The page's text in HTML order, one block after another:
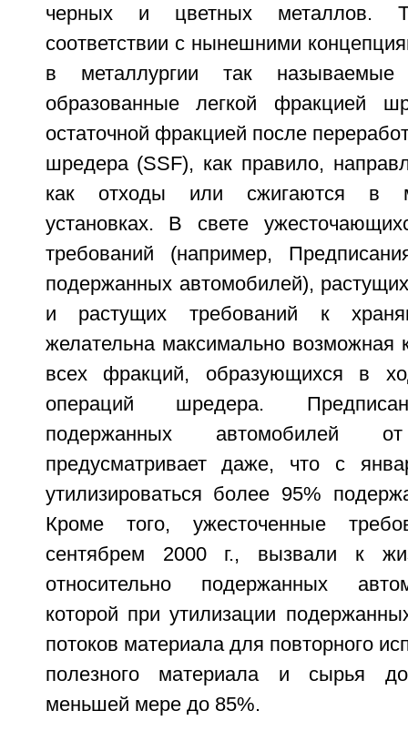
черных и цветных металлов.
соответствии с нынешними
в металлургии так
образованные легкой фракцией
остаточной фракцией после
шредера (SSF), как правило,
как отходы или сжигаются в
установках. В свете
требований (например,
подержанных автомобилей),
и растущих требований к
желательна максимально возможная
всех фракций, образующихся в
операций шредера.
подержанных автомобилей
предусматривает даже, что с
утилизироваться более 95%
Кроме того, ужесточенные
сентябрем 2000 г., вызвали к
относительно подержанных
которой при утилизации
потоков материала для повторного
полезного материала и сырья
меньшей мере до 85%.